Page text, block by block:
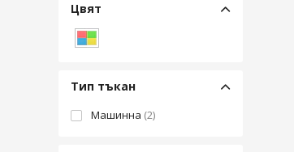
Цвят
Многоцветен
Тип тъкан
Машинна (2)